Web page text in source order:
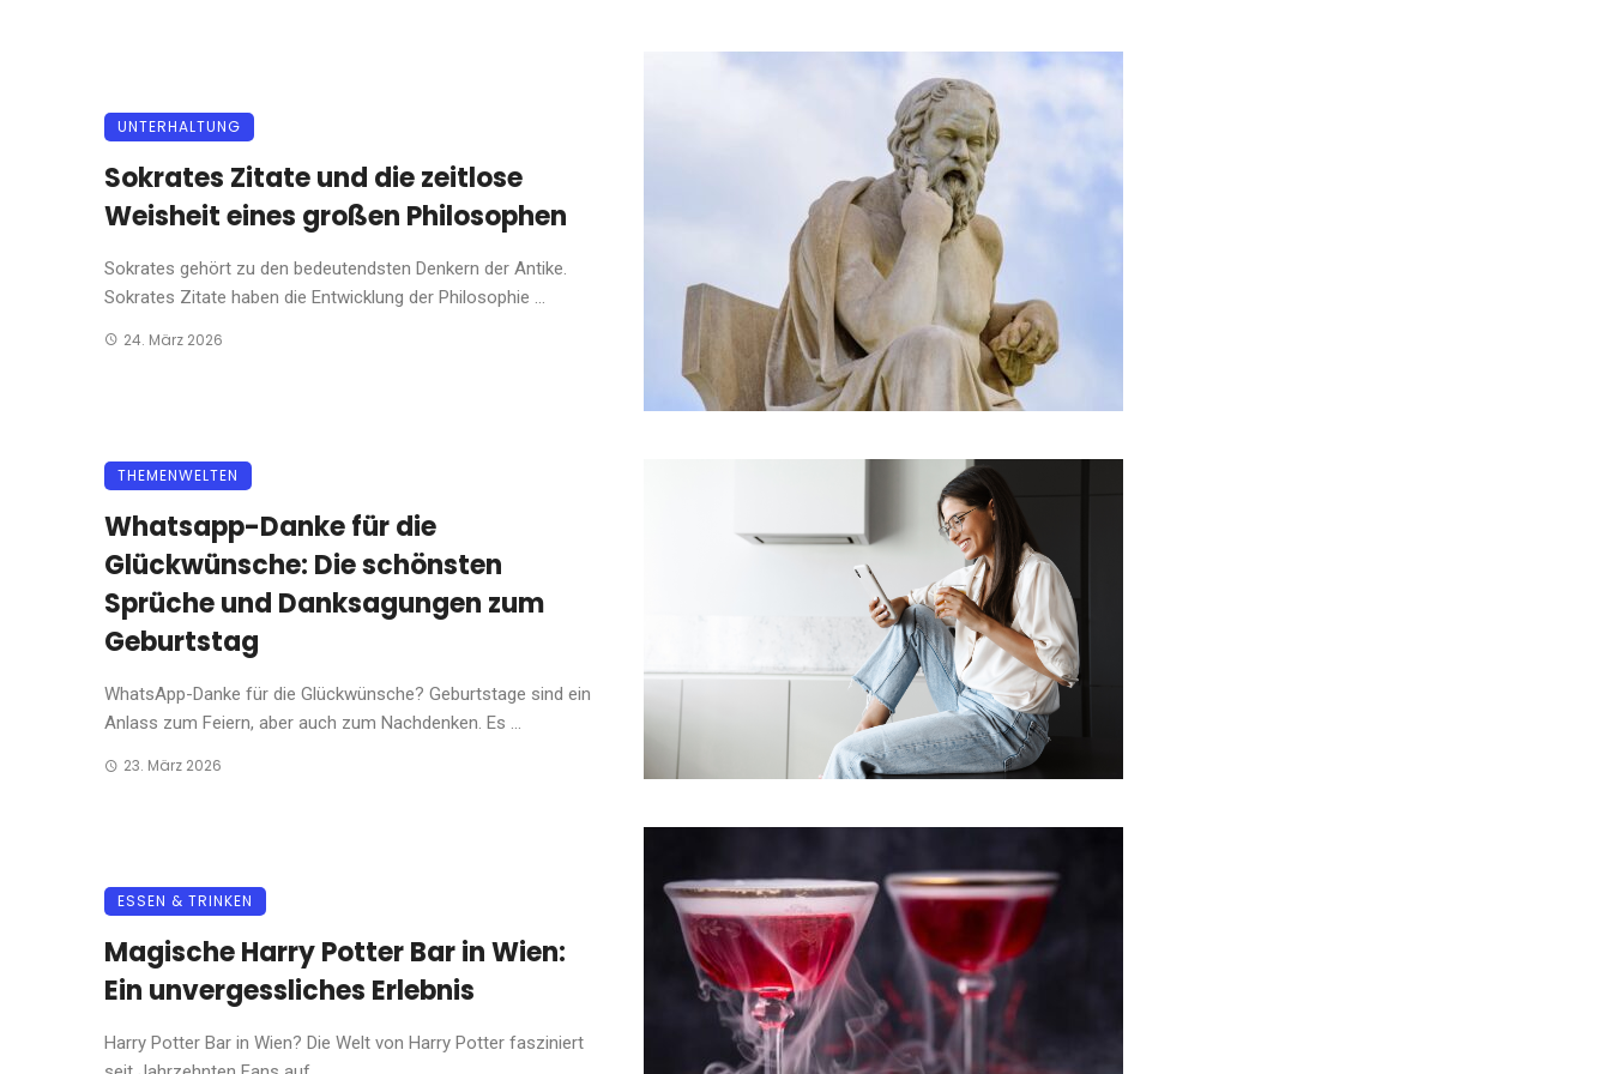
UNTERHALTUNG
Sokrates Zitate und die zeitlose
Weisheit eines großen Philosophen
Sokrates gehört zu den bedeutendsten Denkern der Antike.
Sokrates Zitate haben die Entwicklung der Philosophie ...
24. März 2026
THEMENWELTEN
Whatsapp-Danke für die
Glückwünsche: Die schönsten
Sprüche und Danksagungen zum
Geburtstag
WhatsApp-Danke für die Glückwünsche? Geburtstage sind ein
Anlass zum Feiern, aber auch zum Nachdenken. Es ...
23. März 2026
ESSEN & TRINKEN
Magische Harry Potter Bar in Wien:
Ein unvergessliches Erlebnis
Harry Potter Bar in Wien? Die Welt von Harry Potter fasziniert